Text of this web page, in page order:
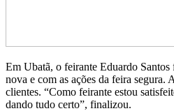
Em Ubatã, o feirante Eduardo
nova e com as ações da feira segura.
clientes. “Como feirante estou
dando tudo certo”, finalizou.